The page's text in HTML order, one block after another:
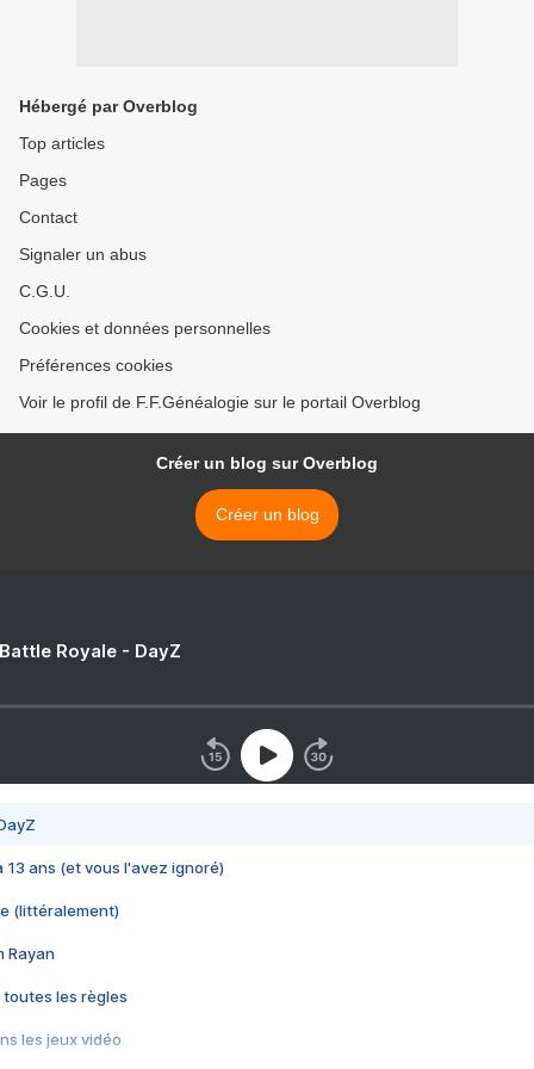
Hébergé par Overblog
Top articles
Pages
Contact
Signaler un abus
C.G.U.
Cookies et données personnelles
Préférences cookies
Voir le profil de F.F.Généalogie sur le portail Overblog
Créer un blog sur Overblog
Créer un blog
Royale - DayZ
13 ans (et vous l'avez ignoré)
(littéralement)
Rayan
toutes les règles
les jeux vidéo